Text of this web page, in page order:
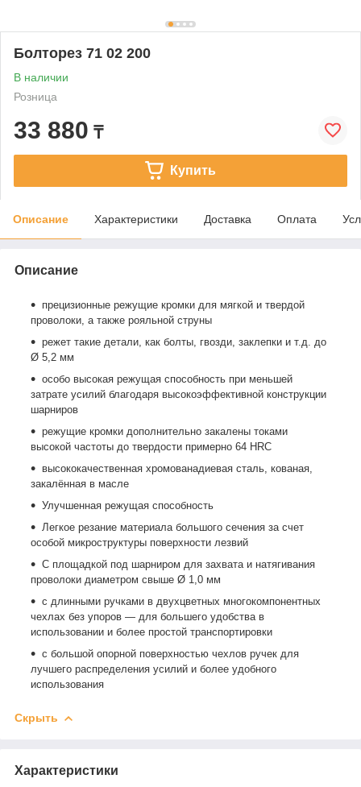
Болторез 71 02 200
В наличии
Розница
33 880 ₸
Купить
Описание Характеристики Доставка Оплата
Описание
прецизионные режущие кромки для мягкой и твердой
проволоки, а также рояльной струны
режет такие детали, как болты, гвозди, заклепки и т.д. до
Ø 5,2 мм
особо высокая режущая способность при меньшей
затрате усилий благодаря высокоэффективной конструкции
шарниров
режущие кромки дополнительно закалены токами
высокой частоты до твердости примерно 64 HRC
высококачественная хромованадиевая сталь, кованая,
закалённая в масле
Улучшенная режущая способность
Легкое резание материала большого сечения за счет
особой микроструктуры поверхности лезвий
С площадкой под шарниром для захвата и натягивания
проволоки диаметром свыше Ø 1,0 мм
с длинными ручками в двухцветных многокомпонентных
чехлах без упоров ― для большего удобства в
использовании и более простой транспортировки
с большой опорной поверхностью чехлов ручек для
лучшего распределения усилий и более удобного
использования
Скрыть
Характеристики